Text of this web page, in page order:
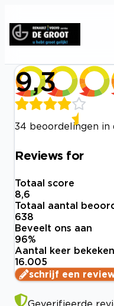
9,3
34 beoordelingen in
Reviews for
Totaal score
8,6
Totaal aantal
638
Beveelt ons aan
96%
Aantal keer bekeken
16.005
schrijf een
Geverifieerde